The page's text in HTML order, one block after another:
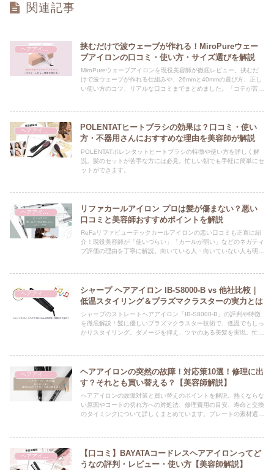
関連記事
挟むだけで波ウェーブが作れる！MiroPureウェー
ブアイロンの口コミ・使い方・サイズ選びを解説
MiroPureウェーブアイロンを現役美容師が徹底レビュー。挟むだ
けで波ウェーブが作れる仕組みや、26mmと40mmの選び方、正し
い使い方のコツ、リアルな口コミまでまとめました。「コテが苦
POLENTATヒートブラシの効果は？口コミ・使い
方・不器用さんにおすすめな理由を美容師が解説
POLENTATポレンタットヒートブラシの特徴や使い方を詳しく解
説。髪のセットが苦手な方には必見。忙しい朝でも手軽に簡単にセ
ットができます。
リファカールアイロン プロは髪が傷まない？悪い
口コミと美容師おすすめポイントを解説
ReFaリファビューテックカールアイロンの悪い口コミも正直に紹
介！現役美容師が「使いづらい」「カールが弱い」などのネガティ
ブ評価の理由を丁寧に解説。向いている人・向いていない人も明記
シャープ ヘアアイロン IB-S8000-B vs 他社比較｜
低温スタイリング＆プラズマクラスターの実力とは
シャープのストレートヘアアイロン「IB-S8000-B」の評判や特徴
を徹底解説！髪に優しいプラズマクラスター技術で、低温でもしっ
かりスタイリング。ダメージを抑え、ツヤのある美髪を実現。忙し
ヘアアイロン
ヘアアイロンの突然の故障！対応策10選！修理に出
す？それとも買い替える？【美容師解説】
ヘアアイロンの故障対策と買い替えのポイントを解説。熱くならな
い原因やコードの切れ方への対処法、修理費用の目安、寿命と交換
のタイミングについて詳しくまとめています。プレートの素材選び
ヘアアイロン
【口コミ】BAYATAコードレスヘアアイロンってど
うなの評判・レビュー・使い方【美容師解説】